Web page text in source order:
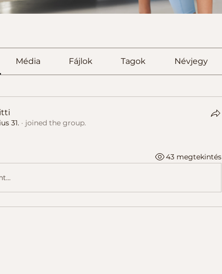
Média Fájlok Tagok Névjegy
31. · joined the group.
43 megtekintés